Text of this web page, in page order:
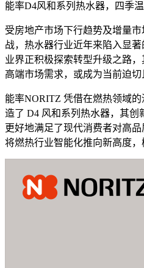
能率D4风和系列热水器，四季
受房地产市场下行趋势及增量
战，热水器行业近年来陷入显著
业界正积极探索转型升级之路
高端市场需求，或成为当前迫切
能率NORITZ 凭借在燃热领域
造了 D4 风和系列热水器，其创
更好地满足了现代消费者对高
将燃热行业智能化推向新高度，